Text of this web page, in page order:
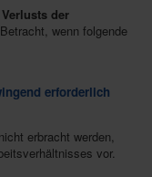
der
wenn folgende
erforderlich
erbracht werden,
vor.